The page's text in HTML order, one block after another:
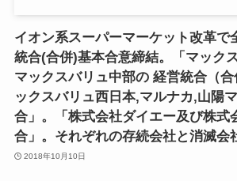
イオン系スーパーマーケット改革で
統合(合併)基本合意締結。「マック
マックスバリュ中部の 経営統合（
ックスバリュ西日本,マルナカ,山陽
合」。「株式会社ダイエー及び株式
合」。それぞれの存続会社と消滅会
2018年10月10日